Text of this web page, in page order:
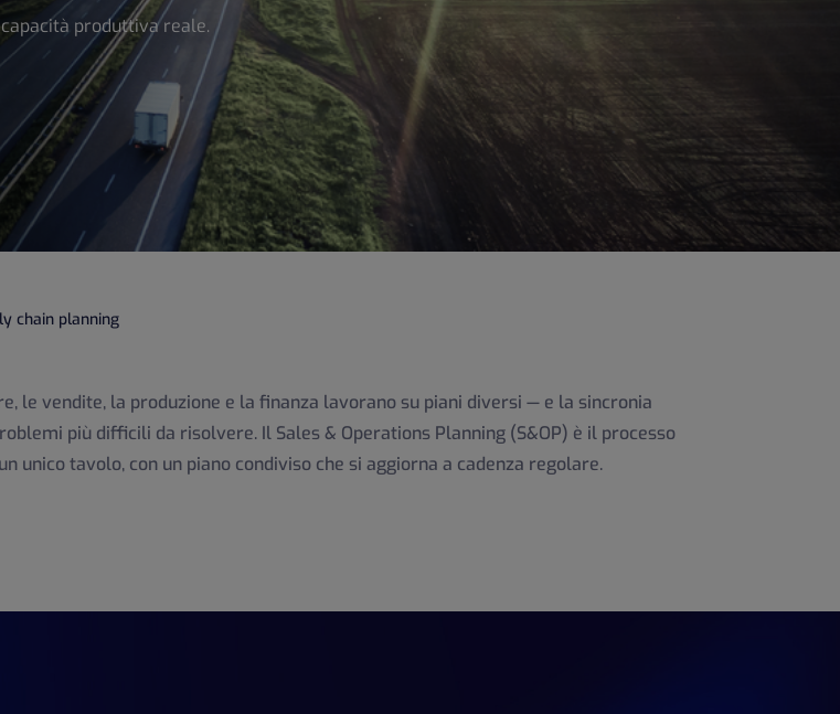
produttiva reale.
chain planning
le vendite, la produzione e la finanza lavorano su piani diversi — e la sincronia
più difficili da risolvere. Il Sales & Operations Planning (S&OP) è il processo
unico tavolo, con un piano condiviso che si aggiorna a cadenza regolare.